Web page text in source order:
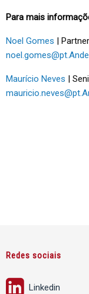
Para mais
Noel Gomes | Partner
Maurício Neves |
Redes sociais
Linkedin